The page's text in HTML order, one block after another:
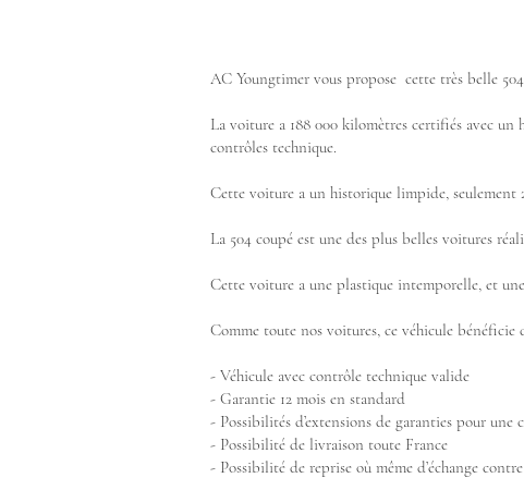
AC Youngtimer vous propose cette très belle
La voiture a 188 000 kilomètres certifiés avec
contrôles technique.
Cette voiture a un historique limpide, seulement
La 504 coupé est une des plus belles voitures
Cette voiture a une plastique intemporelle, et
Comme toute nos voitures, ce véhicule bénéficie
- Véhicule avec contrôle technique valide
- Garantie 12 mois en standard
- Possibilités d’extensions de garanties pour une
- Possibilité de livraison toute France
- Possibilité de reprise où même d’échange